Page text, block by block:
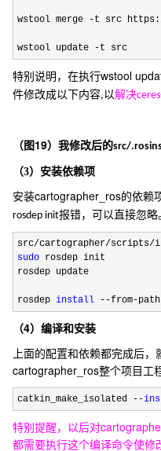
wstool merge -t src https:
wstool update -t src
特别说明，在执行wstool
件修改成以下内容,以解决
（图 19）我修改后的src/
（3） 安装依赖项
安装cartographer_ros的依赖
rosdep init报错，可以直接忽略
src/cartographer/scripts/
sudo rosdep init
rosdep update
rosdep install --from-
（4）编译和安装
上面的配置和依赖都完成后
cartographer_ros整个项目工
catkin_make_isolated --
特别提醒，以后对
都需要执行这个编译命令使修